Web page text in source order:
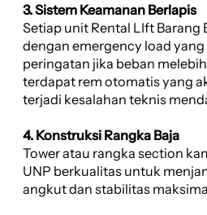
3. Sistem Keamanan Berlapis
Setiap unit Rental LIft Barang
dengan emergency load
peringatan jika beban
terdapat rem otomatis yang
terjadi kesalahan teknis
4. Konstruksi Rangka Baja
Tower atau rangka section
UNP berkualitas untuk
angkut dan stabilitas